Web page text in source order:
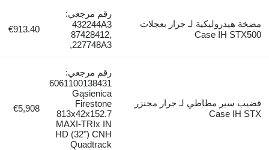
مضخة هيدروليكية لـ جرار بعجلات
Case IH STX500
رقم مرجعي:
432244A3
87428412,
227748A3,
€913.40
قضيب سير مطاطي لـ جرار مجنزر
Case IH STX
رقم مرجعي:
6061100138431
Gąsienica
Firestone
813x42x152.7
MAXI-TRIx IN
HD (32") CNH
Quadtrack
€5,908